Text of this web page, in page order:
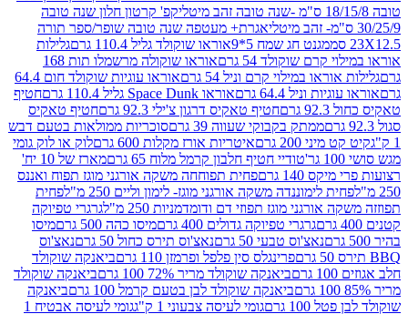
קפ' קרטון חלון שנה טובה
אגרת+ מעטפה שנה טובה שופר/ספר תורה
מגנט חג שמח 5*9
אוראו שוקולד גליל 110.4 גרם
גלילות
קרם שוקולד 54 גרם
אוראו שוקולה מרשמלו תות 168
במילוי קרם וניל 54 גרם
אוראו עוגיות שוקולד חום 64.4
וניל 64.4 גרם
אוראו Space Dunk גליל 110.4 גרם
חטיף
חטיף טאקיס דרגון צ'ילי 92.3 גרם
חטיף טאקיס
ממתק בקבוקי שעווה 39 גרם
סוכריות ממולאות בטעם דבש
200 גרם
איטריות אורז מקלות 600 גרם
לוק או לוק גומי
טודיי חטיף חלבון קרמל מלוח 65 גרם
מארז של 10 יח'
140 גרם
פחית תפוחחה משקה אורגני מוגז תפוח ואננס
לימוננדה משקה אורגני מוגז- לימון וליים 250 מ"ל
פחית
מוגז תפוזי דם ודומדמניות 250 מ"ל
גרגרי טפיוקה
גרגרי טפיוקה גדולים 400 גרם
מיסו כהה 500 גרם
מיסו
נאצ'וס טבעי 50 גרם
נאצ'וס תירס כחול 50 גרם
נאצ'וס
פרינגלס סין פלפל ופרמזן 110 גרם
ביאנקה שוקולד
ביאנקה שוקולד מריר 72% 100 גרם
ביאנקה שוקולד
ביאנקה שוקולד לבן בטעם קרמל 100 גרם
ביאנקה
גרם
גומי לעיסה צבעוני 1 ק"ג גומי לעיסה אבטיח 1